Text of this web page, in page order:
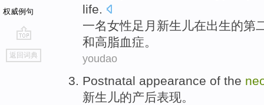
权威例句
go
top
返回词典
life.
一名女性足月 新生儿在出生的第
和高脂血症。
youdao
Postnatal appearance of the
新生儿的产后表现。